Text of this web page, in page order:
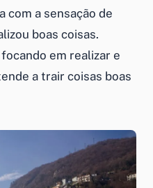
com a sensação de
boas coisas.
em realizar e
a trair coisas boas